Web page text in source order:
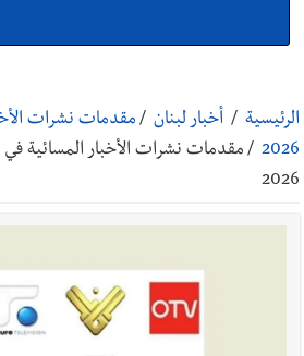
استعراض شامل لمشاريع وتأكيدٌ على حماية
عمر مرجان يطلق أكاديمية
الرئيسية / أخبار لبنان / مقدمات نشرات
2026
/
2026